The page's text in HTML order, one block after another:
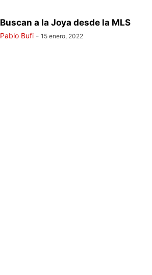
Buscan a la Joya desde la MLS
Pablo Bufi - 15 enero, 2022